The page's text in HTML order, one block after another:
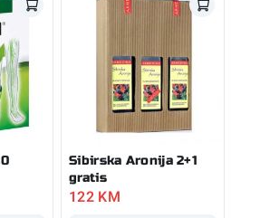
Sibirska Aronija 2+1
gratis
122 KM